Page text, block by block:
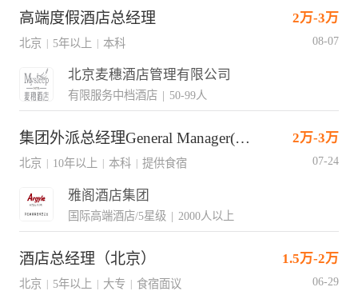
高端度假酒店总经理 2万-3万
北京 | 5年以上 | 本科 08-07
北京麦穗酒店管理有限公司
有限服务中档酒店 | 50-99人
集团外派总经理General Manager(Assignment to project hotels) 2万-3万
北京 10年以上 本科 提供食宿 07-24
雅阁酒店集团
国际高端酒店/5星级 | 2000人以上
酒店总经理（北京） 1.5万-2万
北京 | 5年以上 | 大专 | 食宿面议 06-29